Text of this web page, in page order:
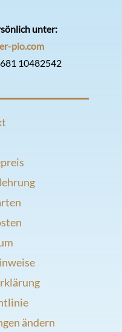
unter:
pio.com
10482542
ändern